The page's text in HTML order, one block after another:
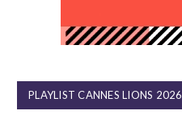
PLAYLIST CANNES LIONS 2026